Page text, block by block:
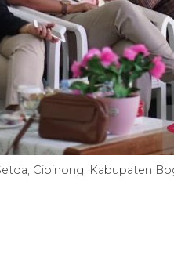
Cibinong, Kabupaten